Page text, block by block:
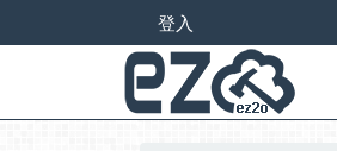
登入